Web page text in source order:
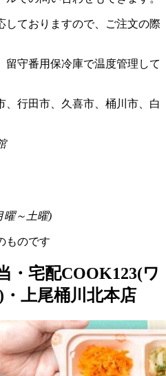
しておりますので、ご注文の際
留守番用保冷庫で温度管理して
、行田市、久喜市、桶川市、白
曜～土曜)
ものです
・宅配COOK123(ワ
上尾桶川北本店